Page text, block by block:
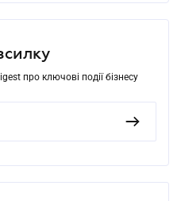
про ключові події бізнесу